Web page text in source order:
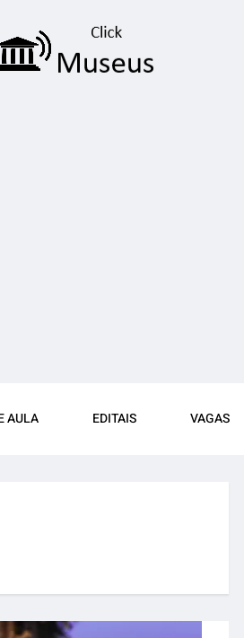
AULA EDITAIS VAGAS